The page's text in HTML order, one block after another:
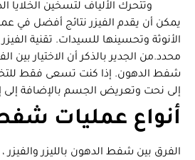
وتتحرك الألياف لتسخين الخلايا
يمكن أن يقدم الفيزر نتائج أفضل في
الأنوثة وتحسينها للسيدات. تقنية
محدد.من الجدير بالذكر أن الاختيار
شفط الدهون. إذا كنت تسعى فقط
إلى نحت وتعريض الجسم بالإضافة إلى
أنواع عمليات
الفرق بين شفط الدهون بالليزر